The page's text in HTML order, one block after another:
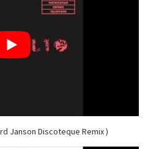
Janson Discoteque Remix )